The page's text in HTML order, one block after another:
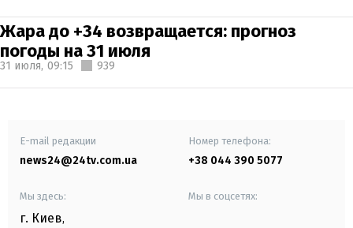
Жара до +34 возвращается: прогноз
погоды на 31 июля
31 июля, 09:15 939
E-mail редакции
news24@24tv.com.ua
Номер телефона:
+38 044 390 5077
Мы здесь:
г. Киев,
Мы в соцсетях: